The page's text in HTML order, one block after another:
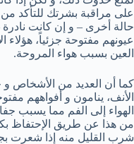
على مراقبة بشرتك للتأكد
حالة أخرى – و إن كانت
عيونهم مفتوحة جزئياً،
العين بسبب هواء المروحة.
كما أن العديد من الأشخاص و
الأنف، ينامون و أفواههم
الهواء إلى الفم مما يسبب
من هذا عن طريق الإحتفاظ
شرب القليل منه إذا شعرت